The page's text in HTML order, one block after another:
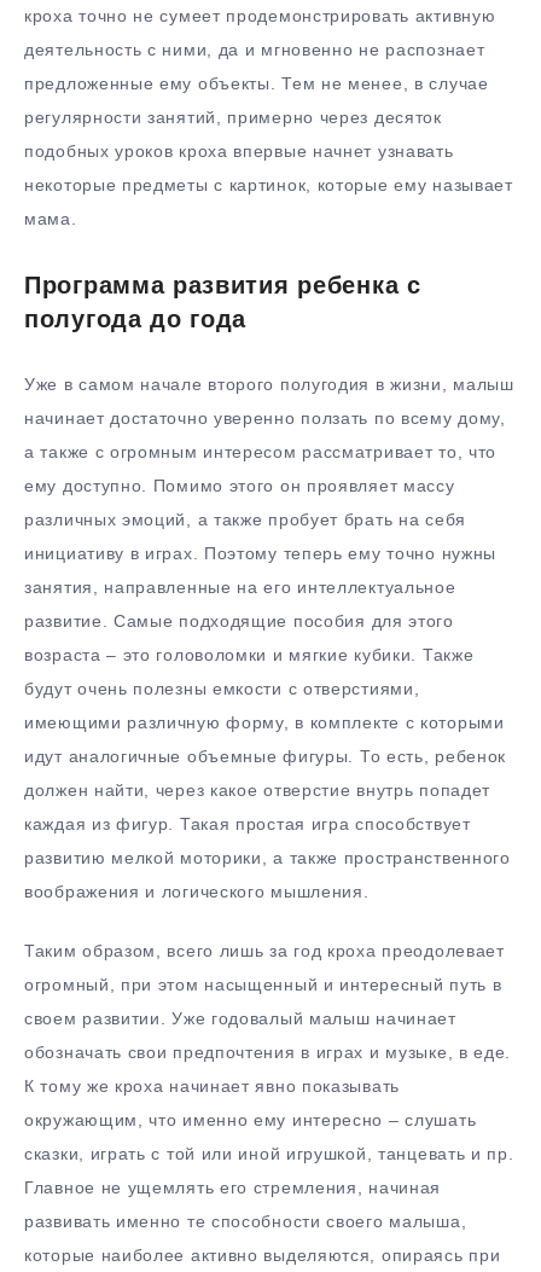
кроха точно не сумеет продемонстрировать активную
деятельность с ними, да и мгновенно не распознает
предложенные ему объекты. Тем не менее, в случае
регулярности занятий, примерно через десяток
подобных уроков кроха впервые начнет узнавать
некоторые предметы с картинок, которые ему называет
мама.
Программа развития ребенка с
полугода до года
Уже в самом начале второго полугодия в жизни, малыш
начинает достаточно уверенно ползать по всему дому,
а также с огромным интересом рассматривает то, что
ему доступно. Помимо этого он проявляет массу
различных эмоций, а также пробует брать на себя
инициативу в играх. Поэтому теперь ему точно нужны
занятия, направленные на его интеллектуальное
развитие. Самые подходящие пособия для этого
возраста – это головоломки и мягкие кубики. Также
будут очень полезны емкости с отверстиями,
имеющими различную форму, в комплекте с которыми
идут аналогичные объемные фигуры. То есть, ребенок
должен найти, через какое отверстие внутрь попадет
каждая из фигур. Такая простая игра способствует
развитию мелкой моторики, а также пространственного
воображения и логического мышления.
Таким образом, всего лишь за год кроха преодолевает
огромный, при этом насыщенный и интересный путь в
своем развитии. Уже годовалый малыш начинает
обозначать свои предпочтения в играх и музыке, в еде.
К тому же кроха начинает явно показывать
окружающим, что именно ему интересно – слушать
сказки, играть с той или иной игрушкой, танцевать и пр.
Главное не ущемлять его стремления, начиная
развивать именно те способности своего малыша,
которые наиболее активно выделяются, опираясь при